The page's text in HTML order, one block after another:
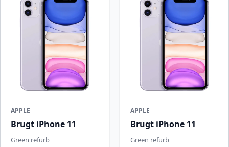
APPLE
Brugt iPhone 11
Green refurb
APPLE
Brugt iPhone 11
Green refurb